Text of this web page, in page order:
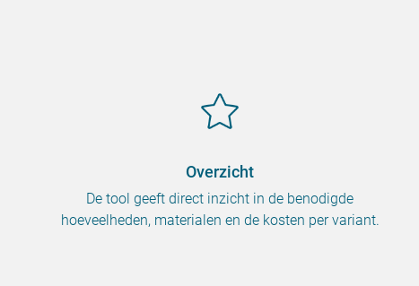
Overzicht
De tool geeft direct inzicht in de benodigde
hoeveelheden, materialen en de kosten per variant.